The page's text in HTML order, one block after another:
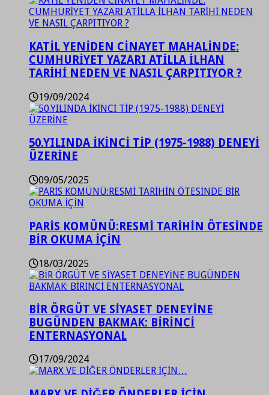
KATİL YENİDEN CİNAYET MAHALİNDE:
CUMHURİYET YAZARI ATİLLA İLHAN
TARİHİ NEDEN VE NASIL ÇARPITIYOR ?
19/09/2024
50.YILINDA İKİNCİ TİP (1975-1988) DENEYİ
ÜZERİNE
09/05/2025
PARİS KOMÜNÜ:RESMİ TARİHİN ÖTESİNDE
BİR OKUMA İÇİN
18/03/2025
BİR ÖRGÜT VE SİYASET DENEYİNE
BUGÜNDEN BAKMAK: BİRİNCİ
ENTERNASYONAL
17/09/2024